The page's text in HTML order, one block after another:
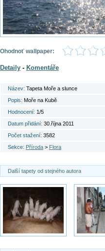
Ohodnoť wallpaper:
Detaily - Komentáře
Název: Tapeta Moře a slunce
Popis: Moře na Kubě
Hodnocení: 1/5
Datum přidání: 30.října 2011
Počet stažení: 3582
Sekce: Příroda > Flora
Další tapety od stejného autora